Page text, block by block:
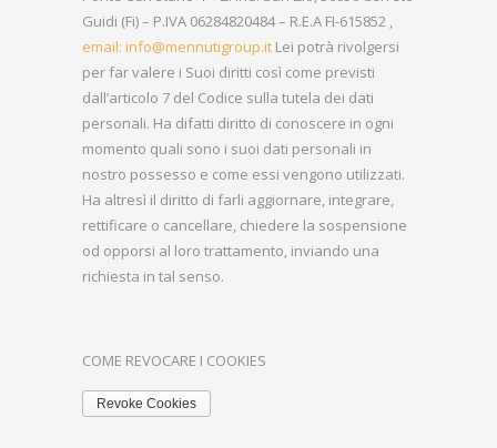
Guidi (Fi) – P.IVA 06284820484 – R.E.A FI-615852 ,
email: info@mennutigroup.it Lei potrà rivolgersi
per far valere i Suoi diritti così come previsti
dall’articolo 7 del Codice sulla tutela dei dati
personali. Ha difatti diritto di conoscere in ogni
momento quali sono i suoi dati personali in
nostro possesso e come essi vengono utilizzati.
Ha altresì il diritto di farli aggiornare, integrare,
rettificare o cancellare, chiedere la sospensione
od opporsi al loro trattamento, inviando una
richiesta in tal senso.
COME REVOCARE I COOKIES
Revoke Cookies